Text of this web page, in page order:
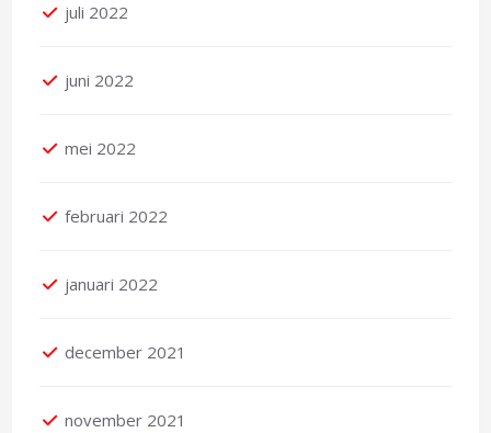
juli 2022
juni 2022
mei 2022
februari 2022
januari 2022
december 2021
november 2021